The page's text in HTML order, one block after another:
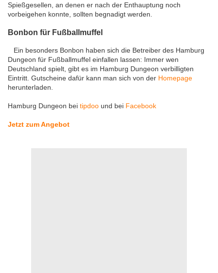
Spießgesellen, an denen er nach der Enthauptung noch
vorbeigehen konnte, sollten begnadigt werden.
Bonbon für Fußballmuffel
Ein besonders Bonbon haben sich die Betreiber des Hamburg
Dungeon für Fußballmuffel einfallen lassen: Immer wen
Deutschland spielt, gibt es im Hamburg Dungeon verbilligten
Eintritt. Gutscheine dafür kann man sich von der Homepage
herunterladen.
Hamburg Dungeon bei tipdoo und bei Facebook
Jetzt zum Angebot